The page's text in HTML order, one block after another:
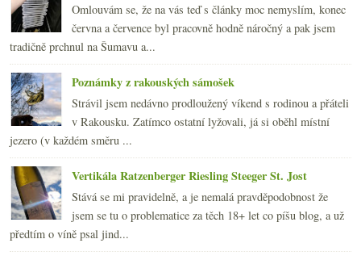
Omlouvám se, že na vás teď s články moc nemyslím, konec
června a července byl pracovně hodně náročný a pak jsem
tradičně prchnul na Šumavu a...
Poznámky z rakouských sámošek
Strávil jsem nedávno prodloužený víkend s rodinou a přáteli
v Rakousku. Zatímco ostatní lyžovali, já si oběhl místní
jezero (v každém směru ...
Vertikála Ratzenberger Riesling Steeger St. Jost
Stává se mi pravidelně, a je nemalá pravděpodobnost že
jsem se tu o problematice za těch 18+ let co píšu blog, a už
předtím o víně psal jind...